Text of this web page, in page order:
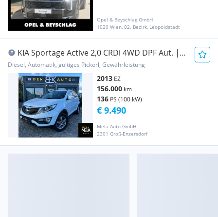
Opel & Beyschlag GmbH
1020 Wien, 02. Bezirk, Leopoldstadt
KIA Sportage Active 2,0 CRDi 4WD DPF Aut. |
Anhänge...
Diesel, Automatik, gültiges Pickerl, Gewährleistung
2013 EZ
156.000 km
136 PS (100 kW)
Mela Auto GmbH
2301 Groß-Enzersdorf
€ 9.490